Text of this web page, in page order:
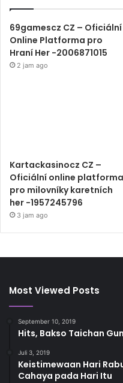
69gamescz CZ – Oficiální
Online Platforma pro
Hraní Her -2006871015
2 jam ago
Kartackasinocz CZ –
Oficiální online platforma
pro milovníky karetních
her -1957245796
3 jam ago
Most Viewed Posts
September 10, 2019
Hits, Bakso Taichan
Juli 3, 2019
Keistimewaan Hari
Cahaya pada Hari Itu